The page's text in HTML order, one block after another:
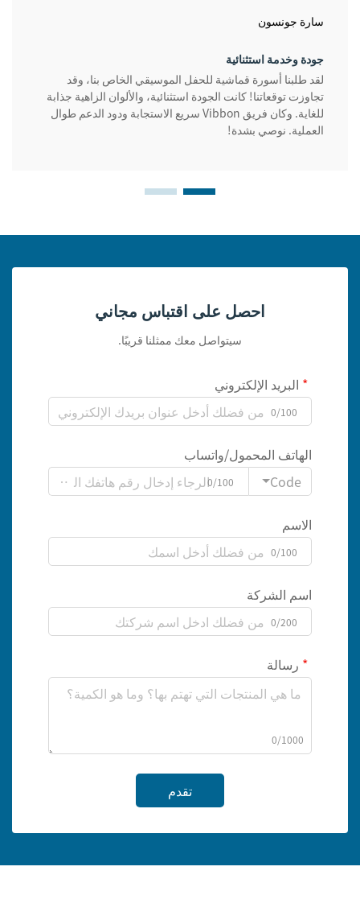
سارة جونسون
جودة وخدمة استثنائية
لقد طلبنا أسورة قماشية للحفل الموسيقي الخاص بنا، وقد
تجاوزت توقعاتنا! كانت الجودة استثنائية، والألوان الزاهية جذابة
للغاية. وكان فريق Vibbon سريع الاستجابة ودود الدعم طوال
العملية. نوصي بشدة!
احصل على اقتباس مجاني
سيتواصل معك ممثلنا قريبًا.
البريد الإلكتروني
0/100
الهاتف المحمول/واتساب
Code
0/100
الاسم
0/100
اسم الشركة
0/200
رسالة
0/1000
تقدم